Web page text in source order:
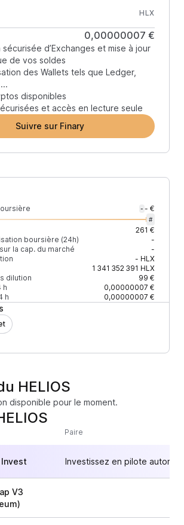
HLX
0,00000007 €
d’Exchanges et mise à jour
de vos soldes
des Wallets tels que Ledger,
disponibles
et accès en lecture seule
Suivre sur Finary
- - €
#
261 €
boursière (24h)
-
la cap. du marché
-
- HLX
1 341 352 391 HLX
dilution
99 €
h
0,00000007 €
h
0,00000007 €
HELIOS
disponible pour le moment.
Paire
Invest Investissez en pilote
V3